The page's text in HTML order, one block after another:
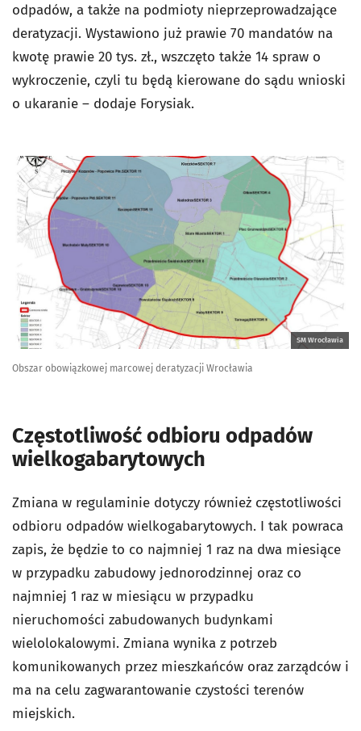
odpadów, a także na podmioty nieprzeprowadzające
deratyzacji. Wystawiono już prawie 70 mandatów na
kwotę prawie 20 tys. zł., wszczęto także 14 spraw o
wykroczenie, czyli tu będą kierowane do sądu wnioski
o ukaranie – dodaje Forysiak.
SM Wrocławia
Obszar obowiązkowej marcowej deratyzacji Wrocławia
Częstotliwość odbioru odpadów
wielkogabarytowych
Zmiana w regulaminie dotyczy również częstotliwości
odbioru odpadów wielkogabarytowych. I tak powraca
zapis, że będzie to co najmniej 1 raz na dwa miesiące
w przypadku zabudowy jednorodzinnej oraz co
najmniej 1 raz w miesiącu w przypadku
nieruchomości zabudowanych budynkami
wielolokalowymi. Zmiana wynika z potrzeb
komunikowanych przez mieszkańców oraz zarządców i
ma na celu zagwarantowanie czystości terenów
miejskich.